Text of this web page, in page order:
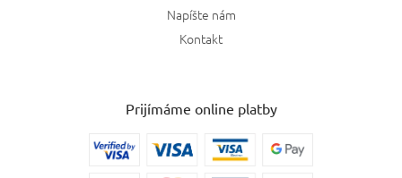
Napíšte nám
Kontakt
Prijímáme online platby